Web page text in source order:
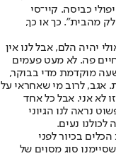
כביסה. קיי־סי
מהבית". כך או כך,
יהיה הלם, אבל לנו אין
פה. לא מעט פעמים
מוקדמת מדי בבוקר,
אגב, לרוב מי שאחראי על
לא אני. אבל כל אחד
נראה לנו הגיוני
נעים.
בכיור לפני
סוג מסוים של